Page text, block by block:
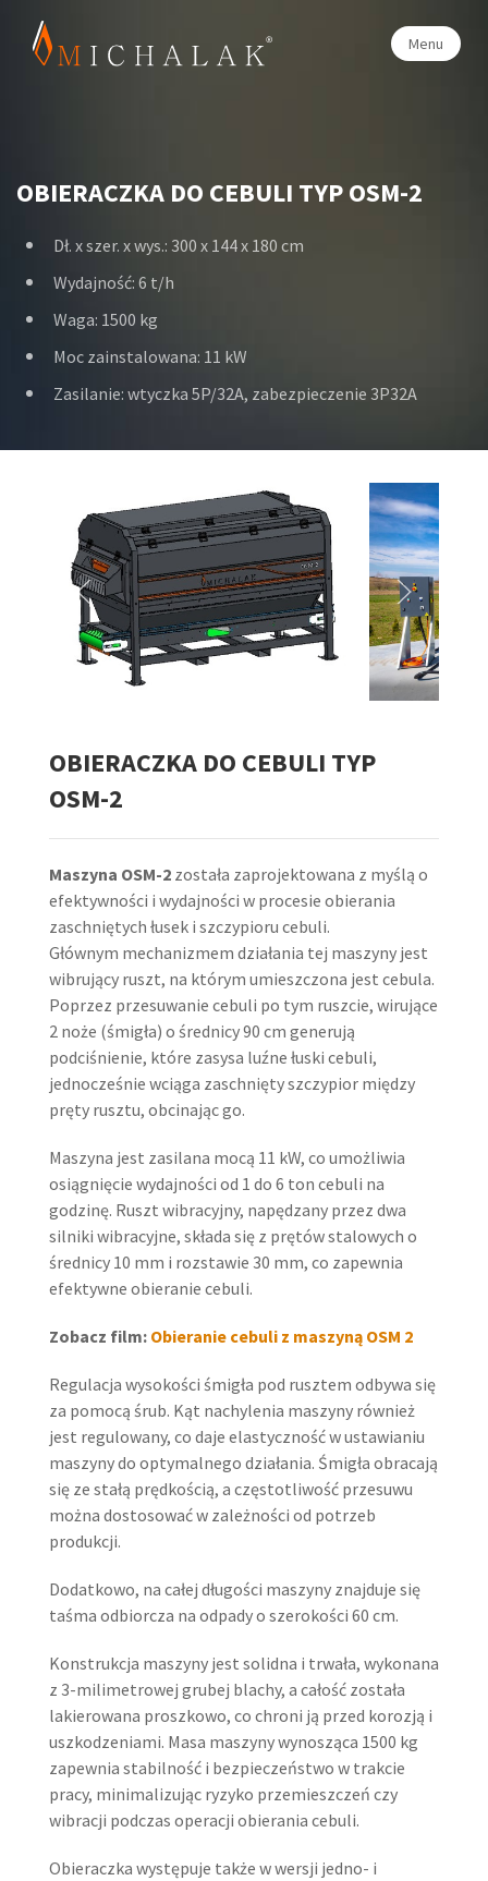
Menu
OBIERACZKA DO CEBULI TYP OSM-2
Dł. x szer. x wys.: 300 x 144 x 180 cm
Wydajność: 6 t/h
Waga: 1500 kg
Moc zainstalowana: 11 kW
Zasilanie: wtyczka 5P/32A, zabezpieczenie 3P32A
OBIERACZKA DO CEBULI TYP
OSM-2
Maszyna OSM-2 została zaprojektowana z myślą o
efektywności i wydajności w procesie obierania
zaschniętych łusek i szczypioru cebuli.
Głównym mechanizmem działania tej maszyny jest
wibrujący ruszt, na którym umieszczona jest cebula.
Poprzez przesuwanie cebuli po tym ruszcie, wirujące
2 noże (śmigła) o średnicy 90 cm generują
podciśnienie, które zasysa luźne łuski cebuli,
jednocześnie wciąga zaschnięty szczypior między
pręty rusztu, obcinając go.
Maszyna jest zasilana mocą 11 kW, co umożliwia
osiągnięcie wydajności od 1 do 6 ton cebuli na
godzinę. Ruszt wibracyjny, napędzany przez dwa
silniki wibracyjne, składa się z prętów stalowych o
średnicy 10 mm i rozstawie 30 mm, co zapewnia
efektywne obieranie cebuli.
Zobacz film: Obieranie cebuli z maszyną OSM 2
Regulacja wysokości śmigła pod rusztem odbywa się
za pomocą śrub. Kąt nachylenia maszyny również
jest regulowany, co daje elastyczność w ustawianiu
maszyny do optymalnego działania. Śmigła obracają
się ze stałą prędkością, a częstotliwość przesuwu
można dostosować w zależności od potrzeb
produkcji.
Dodatkowo, na całej długości maszyny znajduje się
taśma odbiorcza na odpady o szerokości 60 cm.
Konstrukcja maszyny jest solidna i trwała, wykonana
z 3-milimetrowej grubej blachy, a całość została
lakierowana proszkowo, co chroni ją przed korozją i
uszkodzeniami. Masa maszyny wynosząca 1500 kg
zapewnia stabilność i bezpieczeństwo w trakcie
pracy, minimalizując ryzyko przemieszczeń czy
wibracji podczas operacji obierania cebuli.
Obieraczka występuje także w wersji jedno- i